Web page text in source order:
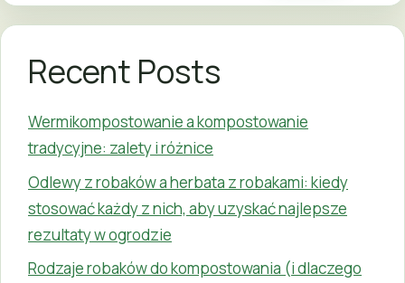
Recent Posts
Wermikompostowanie a kompostowanie
tradycyjne: zalety i różnice
Odlewy z robaków a herbata z robakami: kiedy
stosować każdy z nich, aby uzyskać najlepsze
rezultaty w ogrodzie
Rodzaje robaków do kompostowania (i dlaczego